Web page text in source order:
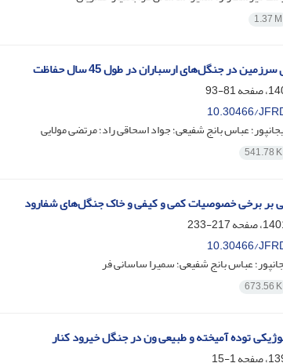
1.37 M
در جنگل‌های ارسباران در طول 45 سال حفاظت
81-93
10.30466/
عباس بانج شفیعی؛ جواد اسحاقی راد؛ مرتضی مولایی
541.78 K
بر برخی خصوصیات کمی و کیفی و خاک جنگل‌های شفارود
217-233
10.30466/
عباس بانج شفیعی؛ سمیرا ساسانی فر
673.56 K
توده آمیخته و طبیعی ون در جنگل خیرود کنار
1-15